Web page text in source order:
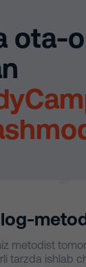
ota-
metodist
tarzda ishlab